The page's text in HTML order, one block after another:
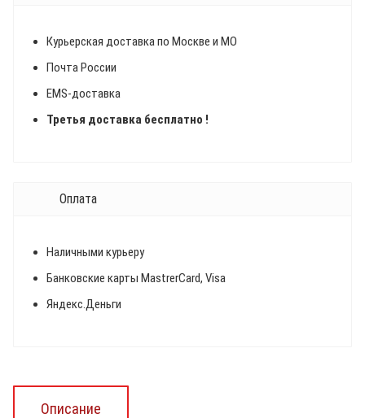
Курьерская доставка по Москве и МО
Почта России
EMS-доставка
Третья доставка бесплатно !
Оплата
Наличными курьеру
Банковские карты MastrerCard, Visa
Яндекс.Деньги
Описание